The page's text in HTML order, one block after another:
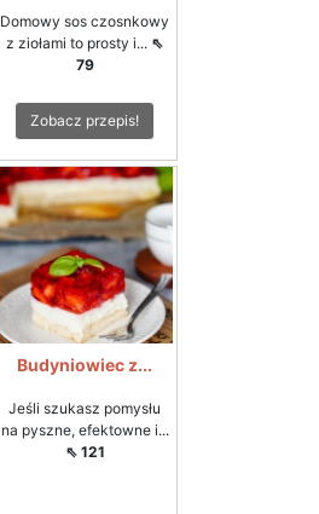
Domowy sos czosnkowy
z ziołami to prosty i... ⇖
79
Zobacz przepis!
Budyniowiec z...
Jeśli szukasz pomysłu
na pyszne, efektowne i...
⇖ 121